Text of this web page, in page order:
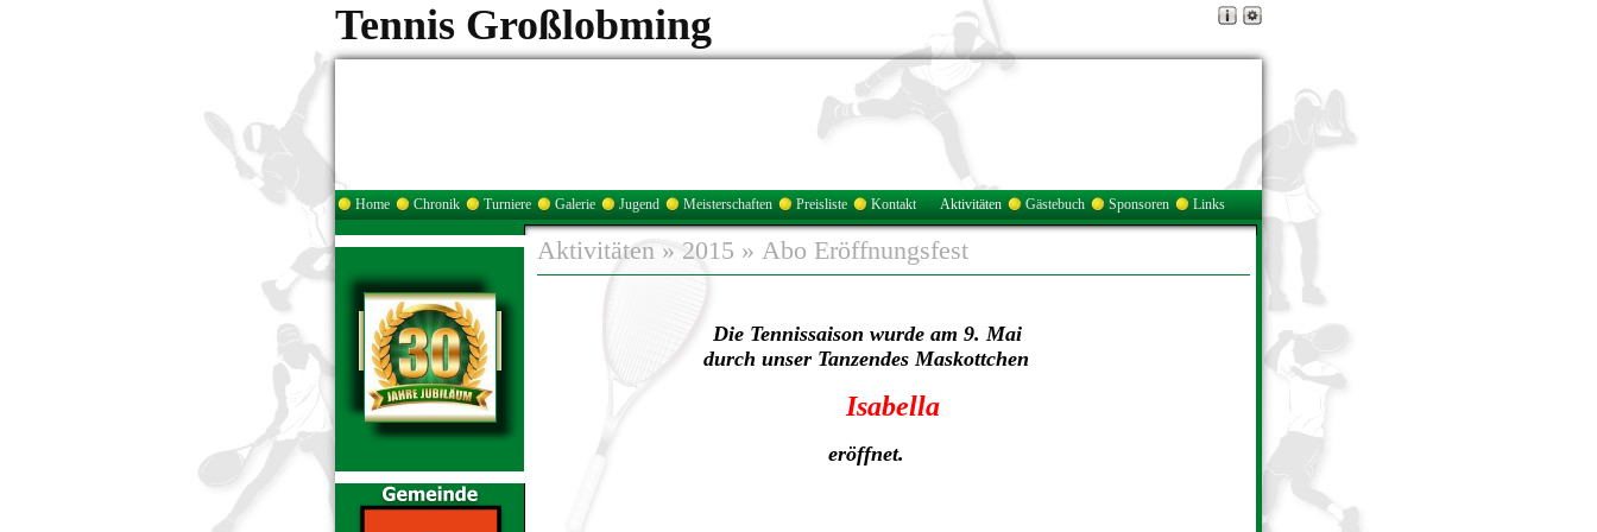
Tennis Großlobming
Home Chronik Turniere Galerie Jugend Meisterschaften Preisliste Kontakt Aktivitäten Gästebuch Sponsoren Links
Aktivitäten » 2015 » Abo Eröffnungsfest
Die Tennissaison wurde am 9. Mai
durch unser Tanzendes Maskottchen
Isabella
eröffnet.